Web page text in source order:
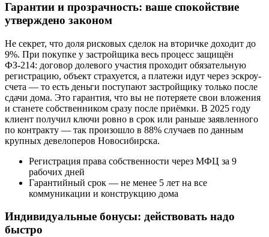
Гарантии и прозрачность: ваше спокойствие
утверждено законом
Не секрет, что доля рисковых сделок на вторичке доходит до
9%. При покупке у застройщика весь процесс защищён
ФЗ-214: договор долевого участия проходит обязательную
регистрацию, объект страхуется, а платежи идут через эскроу-
счета — то есть деньги поступают застройщику только после
сдачи дома. Это гарантия, что вы не потеряете свои вложения
и станете собственником сразу после приёмки. В 2025 году
клиент получил ключи ровно в срок или раньше заявленного
по контракту — так произошло в 88% случаев по данным
крупных девелоперов Новосибирска.
Регистрация права собственности через МФЦ за 9
рабочих дней
Гарантийный срок — не менее 5 лет на все
коммуникации и конструкцию дома
Индивидуальные бонусы: действовать надо
быстро